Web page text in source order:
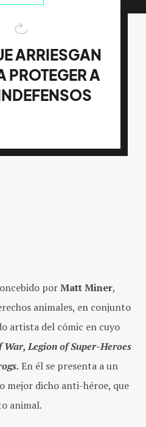
ARRIESGAN
PROTEGER A
porMatt Miner,
animales, en conjunto
artista del cómic en cuyo
War,Legion of Super-Heroes
En él se presenta a un
mejor dicho anti-héroe, que
animal.